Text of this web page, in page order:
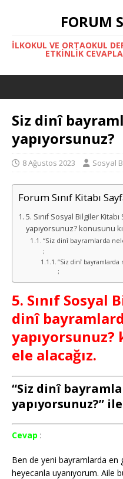
FORUM
İLKOKUL VE ORTAOKUL
ETKINLIK
Siz dinî
yapıyorsunuz?
8 Ağustos 2023 Sosyal
Forum Sınıf Kitabı
5. Sınıf Sosyal Bilgiler
yapıyorsunuz? konusunu
“Siz dinî bayramlarda
;
“Siz dinî bayramlarda
;
5. Sınıf Sosyal
dinî
yapıyorsunuz?
ele alacağız.
“Siz dinî
yapıyorsunuz?”
Cevap :
Ben de yeni bayramlarda en
heyecanla uyanıyorum. Aile